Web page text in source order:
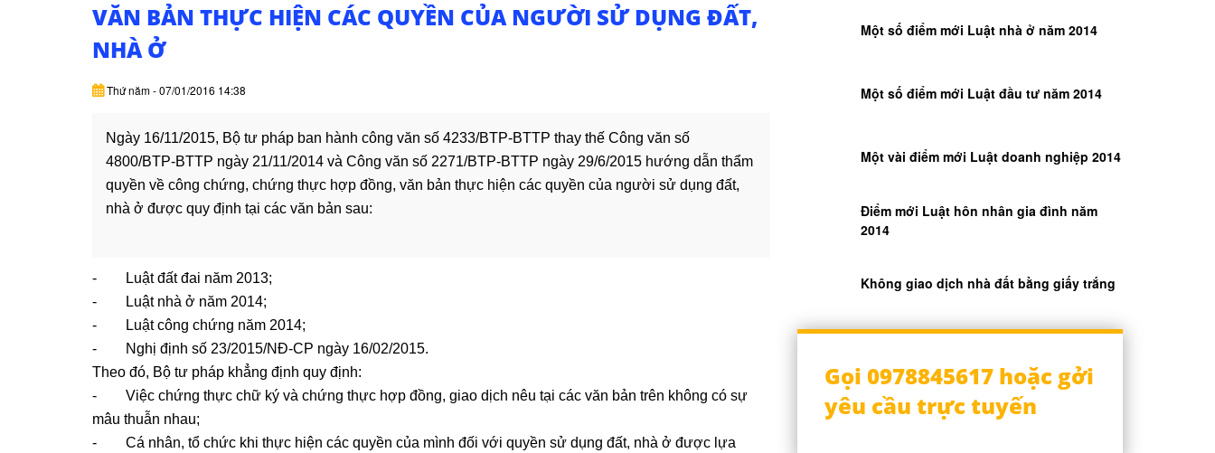
VĂN BẢN THỰC HIỆN CÁC QUYỀN CỦA NGƯỜI SỬ DỤNG ĐẤT,
NHÀ Ở
Thứ năm - 07/01/2016 14:38
Ngày 16/11/2015, Bộ tư pháp ban hành công văn số 4233/BTP-BTTP thay thế Công văn số
4800/BTP-BTTP ngày 21/11/2014 và Công văn số 2271/BTP-BTTP ngày 29/6/2015 hướng dẫn thẩm
quyền về công chứng, chứng thực hợp đồng, văn bản thực hiện các quyền của người sử dụng đất,
nhà ở được quy định tại các văn bản sau:
- Luật đất đai năm 2013;
- Luật nhà ở năm 2014;
- Luật công chứng năm 2014;
- Nghị định số 23/2015/NĐ-CP ngày 16/02/2015.
Theo đó, Bộ tư pháp khẳng định quy định:
- Việc chứng thực chữ ký và chứng thực hợp đồng, giao dịch nêu tại các văn bản trên không có sự
mâu thuẫn nhau;
- Cá nhân, tổ chức khi thực hiện các quyền của mình đối với quyền sử dụng đất, nhà ở được lựa
Một số điểm mới Luật nhà ở năm 2014
Một số điểm mới Luật đầu tư năm 2014
Một vài điểm mới Luật doanh nghiệp 2014
Điểm mới Luật hôn nhân gia đình năm
2014
Không giao dịch nhà đất bằng giấy trắng
Gọi 0978845617 hoặc gởi
yêu cầu trực tuyến